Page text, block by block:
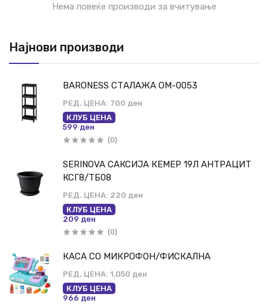
Најнови производи
BARONESS СТАЛАЖА ОМ-0053
РЕД. ЦЕНА: 700 ден
КЛУБ ЦЕНА
599 ден
(0)
SERINOVA САКСИЈА КЕМЕР 19Л АНТРАЦИТ
КСГ8/ТБ08
РЕД. ЦЕНА: 220 ден
КЛУБ ЦЕНА
209 ден
(0)
КАСА СО МИКРОФОН/ФИСКАЛНА
РЕД. ЦЕНА: 1,050 ден
КЛУБ ЦЕНА
966 ден
Нема повеќе производи за вчитување